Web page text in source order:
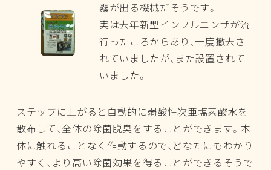
霧が出る機械だそうです。
実は去年新型インフルエンザが流
行ったころからあり、一度撤去さ
れていましたが、また設置されて
いました。
ステップに上がると自動的に弱酸性次亜塩素酸水を
散布して、全体の除菌脱臭をすることができます。本
体に触れることなく作動するので、どなたにもわかり
やすく、より高い除菌効果を得ることができるそうで